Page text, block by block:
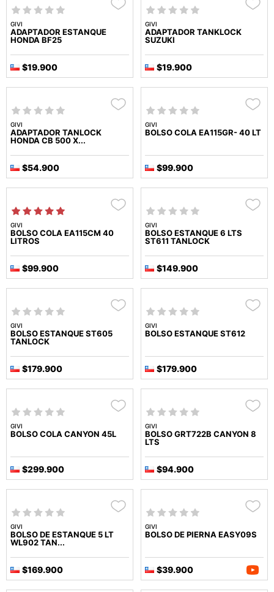
GIVI
ADAPTADOR ESTANQUE
HONDA BF25
$19.900
GIVI
ADAPTADOR TANKLOCK
SUZUKI
$19.900
GIVI
ADAPTADOR TANLOCK
HONDA CB 500 X...
$54.900
GIVI
BOLSO COLA EA115GR- 40 LT
$99.900
GIVI
BOLSO COLA EA115CM 40
LITROS
$99.900
GIVI
BOLSO ESTANQUE 6 LTS
ST611 TANLOCK
$149.900
GIVI
BOLSO ESTANQUE ST605
TANLOCK
$179.900
GIVI
BOLSO ESTANQUE ST612
$179.900
GIVI
BOLSO COLA CANYON 45L
$299.900
GIVI
BOLSO GRT722B CANYON 8
LTS
$94.900
GIVI
BOLSO DE ESTANQUE 5 LT
WL902 TAN...
$169.900
GIVI
BOLSO DE PIERNA EASY09S
$39.900